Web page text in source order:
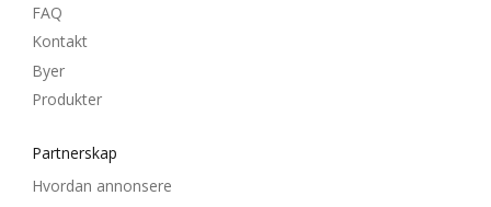
FAQ
Kontakt
Byer
Produkter
Partnerskap
Hvordan annonsere